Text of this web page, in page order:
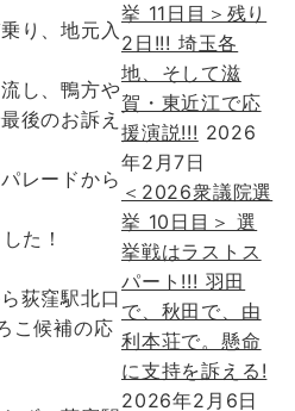
り、地元入
し、鴨方や
後のお訴え
レードから
た！
荻窪駅北口
こ候補の応
挙 11日目＞残り
2日!!! 埼玉各
地、そして滋
賀・東近江で応
援演説!!! 2026
年2月7日
＜2026衆議院選
挙 10日目＞ 選
挙戦はラストス
パート!!! 羽田
で、秋田で、由
利本荘で。懸命
に支持を訴える!
2026年2月6日